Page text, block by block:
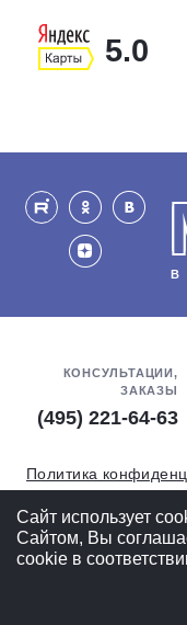
5.0
В
КОНСУЛЬТАЦИИ,
ЗАКАЗЫ
(495) 221-64-63
Политика
Обработка
Сайт использует
Сайтом, Вы
cookie в